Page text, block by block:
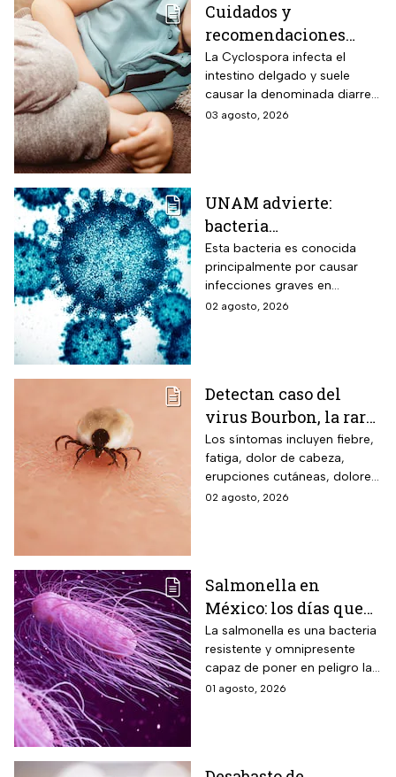
Cuidados y
recomendaciones
para niños ante los
riesgos por cyclospora
La Cyclospora infecta el
intestino delgado y suele
causar la denominada diarrea
explosiva, de acuerdo con
03 agosto, 2026
UNAM advierte:
bacteria
Acinetobacter
baumannii podría
transmitirse entre
humanos y animales
Esta bacteria es conocida
principalmente por causar
infecciones graves en
hospitales
02 agosto, 2026
Detectan caso del
virus Bourbon, la rara
enfermedad
transmitida por
garrapatas que no
tiene cura ni vacuna
Los síntomas incluyen fiebre,
fatiga, dolor de cabeza,
erupciones cutáneas, dolores
musculares, náuseas y
02 agosto, 2026
Salmonella en
México: los días que
dura la bacteria en el
cuerpo humano
La salmonella es una bacteria
resistente y omnipresente
capaz de poner en peligro la
vida de una persona
01 agosto, 2026